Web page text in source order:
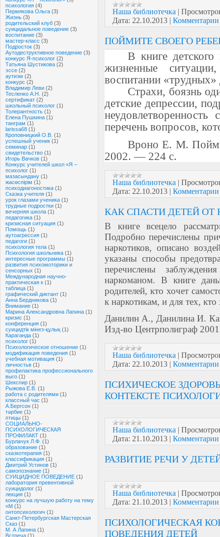
психология (4)
Пермякова Ольга (3)
Жизнь (3)
родительский клуб (3)
суицидальное поведение (3)
воспитание (3)
мастер-класс (3)
Подросток (3)
Аутодеструктивное поведение (3)
конкурс Я-психолог (2)
Татьяна Шустикова (2)
эссе (2)
аутизм (2)
конкурс (2)
Владимир Леви (2)
Тесленко А.Н. (2)
сертификат (2)
школьный психолог (1)
Толерантность (1)
Елена Пушкина (1)
танграм (1)
larissa68 (1)
Кроповницкий О.В. (1)
успешный ученик (1)
семинар (1)
свидетельство (1)
Игорь Вачков (1)
Конкурс учителей школ «Я –
психолог (1)
мазасындану (1)
жасөспірім (1)
психодиагоностика (1)
Сказка учителя (1)
урок глазами ученика (1)
трудные подростки (1)
вечерняя школа (1)
педагогика (1)
кризисная ситуация (1)
Помощь (1)
аутоагрессия (1)
педагоги (1)
психология тела (1)
Психология школьника (1)
интересные программы (1)
развития психомоторики и
сенсорных (1)
Международная научно-
практическая к (1)
таблица (1)
графический диктант (1)
Анна Бердникова (1)
Внимание (1)
Марина Александровна Лапина (1)
кризис (1)
конференция (1)
суицидтік мінез-құлық (1)
Караганда (1)
психолог (1)
Психологическое отношение (1)
модификация поведения (1)
учебная мотивация (1)
личностьв (1)
профилактика профессионального
выго (1)
Шекспир (1)
Рыжова Е.В. (1)
работа с родителями (1)
классный час (1)
А.Бергсон (1)
тәрбие (1)
птицы (1)
СОЦИАЛЬНО-
ПСИХОЛОГИЧЕСКАЯ
ПРОФИЛАКТ (1)
Бурлачук Л.Ф. (1)
образование (1)
сказкотерапия (1)
классификация (1)
Дмитрий Устинов (1)
самопознание (1)
СУИЦИДНОЕ ПОВЕДЕНИЕ (1)
лаборатория превентивной
суицидолог (1)
лекция (1)
конкурс на лучшую работу на тему
«М (1)
онтопсихологич (1)
Санкт-Петербургская Мастерская
Сказ (1)
М. А Лапина (1)
Встреча (1)
Наша библиотечка |
Дата: 22.10.2013 |
ПОЙМИТЕ СВОЕГО
В книге детского
жизненные
воспитании «трудных»
Страхи, боязнь
детские депрессии,
перечень вопросов,
Вроно Е. М.
2002. — 224 с.
Наша библиотечка |
Дата: 22.10.2013 |
КАК СПАСТИ ДЕТЕЙ ОТ
В книге всецело
Подробно перечислены
наркотиков, описано
указаны способы
перечислены
наркоманом. В книге
родителей, кто хочет
к наркотикам, и для тех,
Данилин А., Данилина И.
Изд-во Центрполиграф
Наша библиотечка |
Дата: 22.10.2013 |
ПСИХИЧЕСКОЕ
КОНТЕКСТЕ
Наша библиотечка |
Дата: 21.10.2013 |
РАЗВИТИЕ РЕЧИ У
Наша библиотечка |
Дата: 21.10.2013 |
ПСИХОЛОГИЧЕСКАЯ
ПОВЕДЕНИЯ ДЕТЕЙ